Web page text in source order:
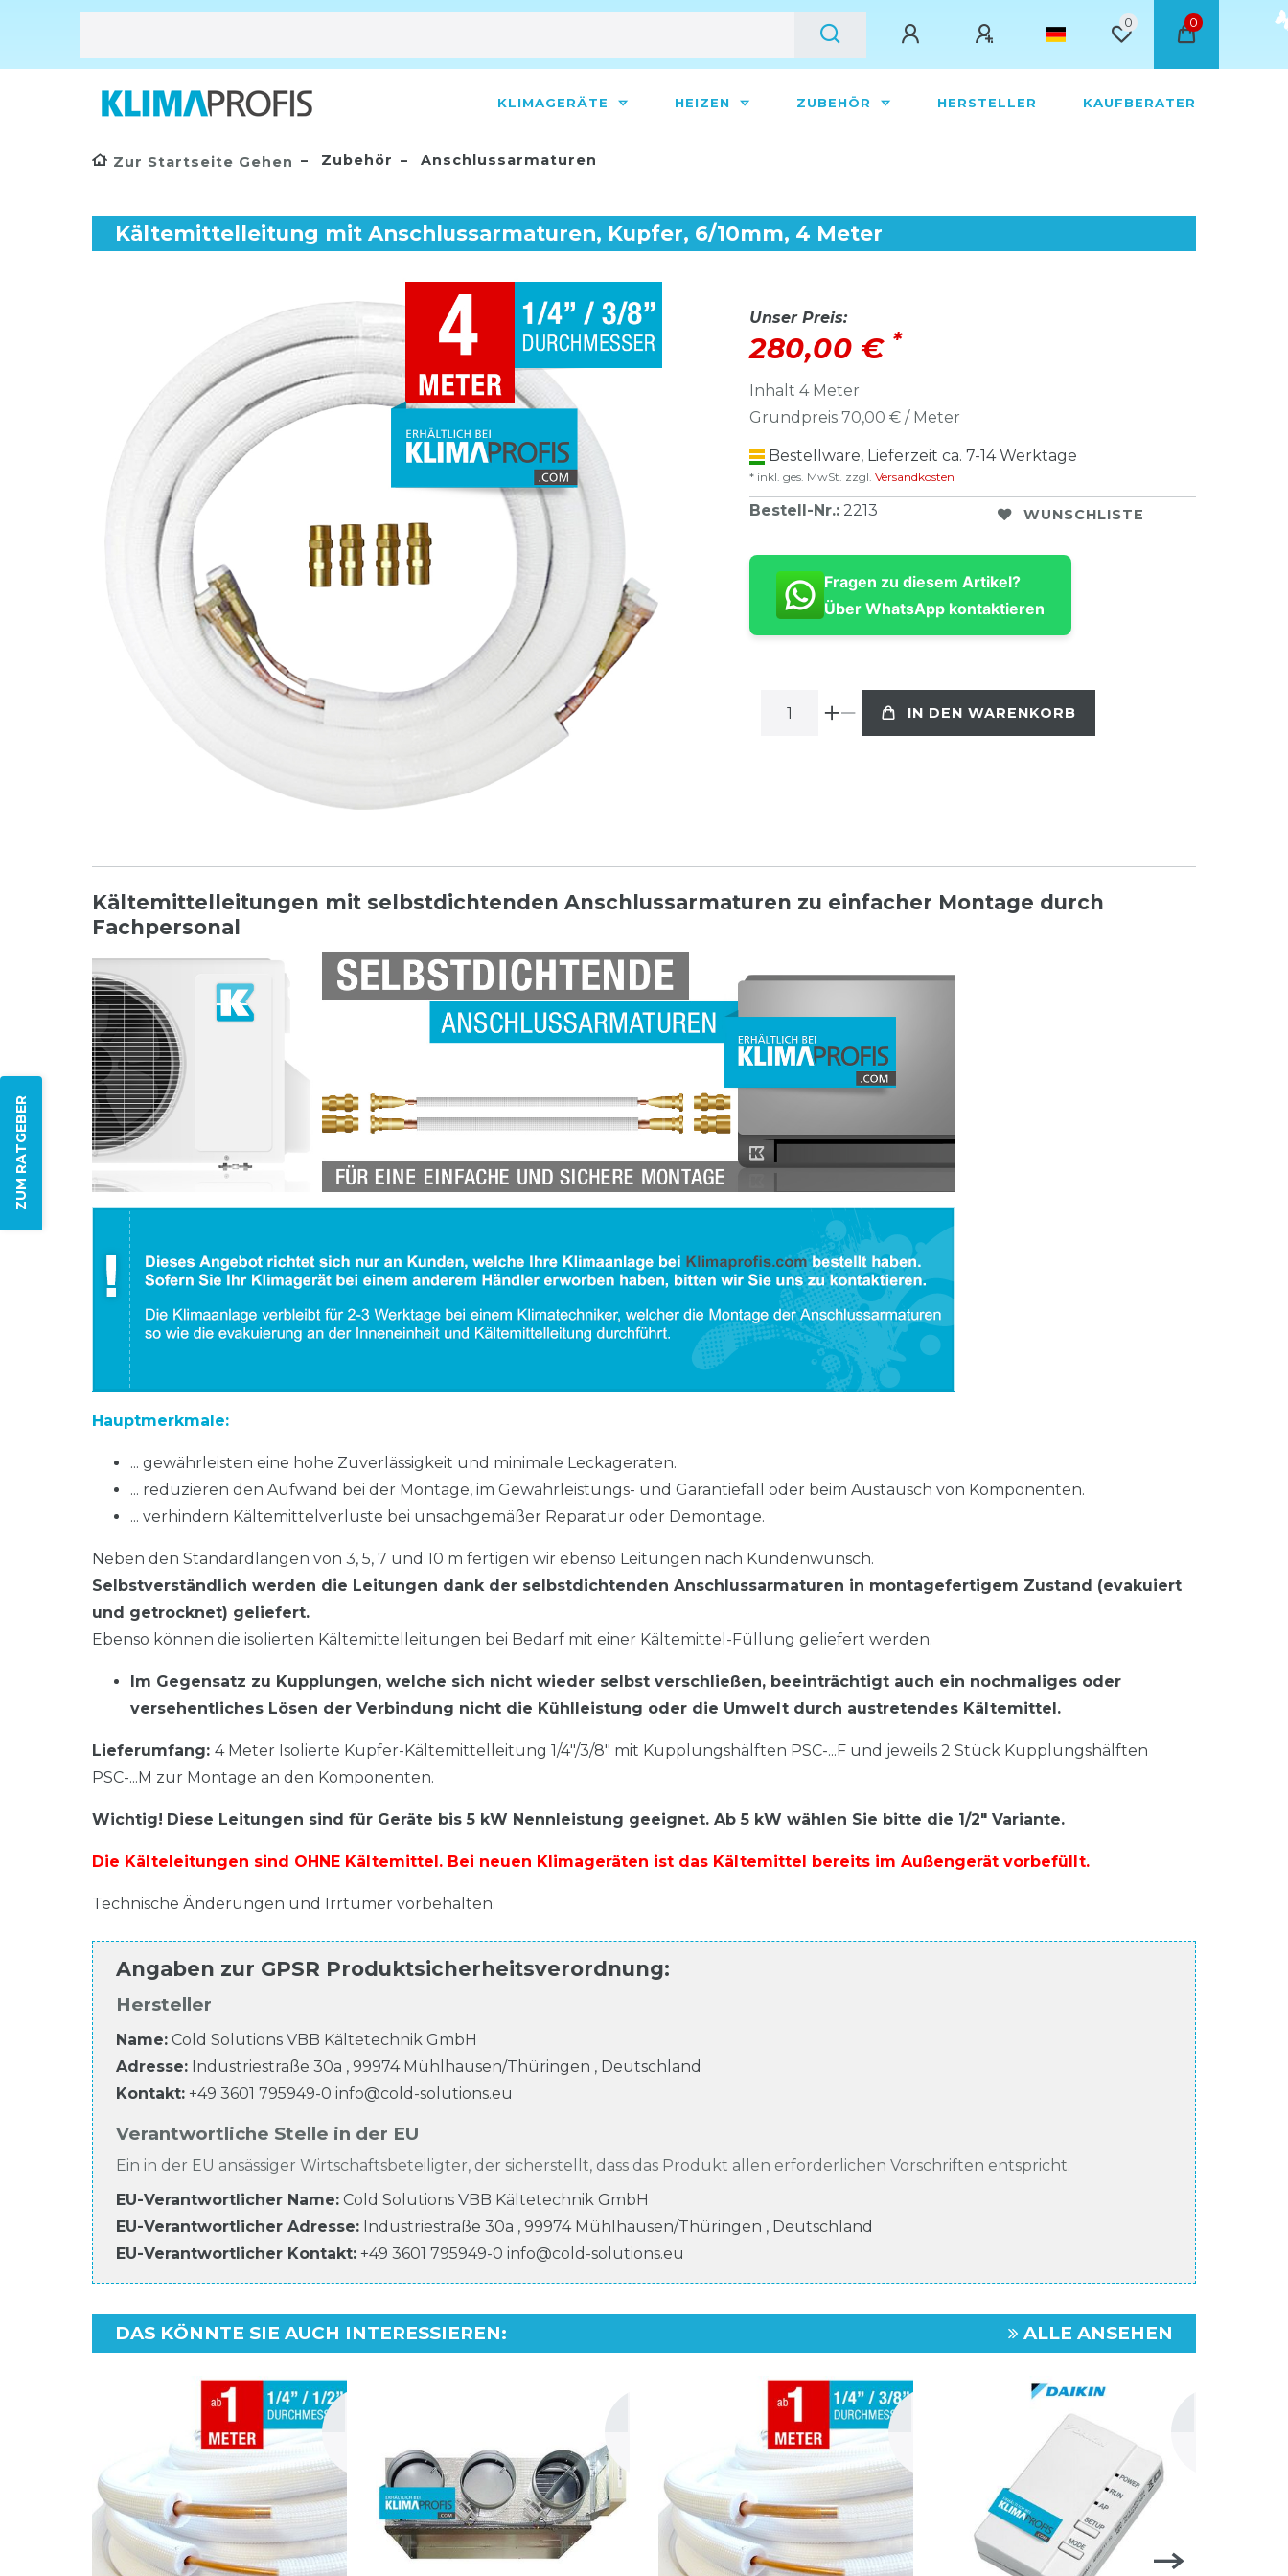
0 0
KLIMAGERÄTE HEIZEN ZUBEHÖR HERSTELLER KAUFBERATER
Zur Startseite Gehen Zubehör Anschlussarmaturen
ZUM RATGEBER
Kältemittelleitung mit Anschlussarmaturen, Kupfer, 6/10mm, 4 Meter
Unser Preis:
280,00 € *
Inhalt 4 Meter
Grundpreis 70,00 € / Meter
Bestellware, Lieferzeit ca. 7-14 Werktage
* inkl. ges. MwSt. zzgl. Versandkosten
Bestell-Nr.: 2213 WUNSCHLISTE
Fragen zu diesem Artikel?
Über WhatsApp kontaktieren
IN DEN WARENKORB
Kältemittelleitungen mit selbstdichtenden Anschlussarmaturen zu einfacher Montage durch
Fachpersonal
Hauptmerkmale:
... gewährleisten eine hohe Zuverlässigkeit und minimale Leckageraten.
... reduzieren den Aufwand bei der Montage, im Gewährleistungs- und Garantiefall oder beim Austausch von Komponenten.
... verhindern Kältemittelverluste bei unsachgemäßer Reparatur oder Demontage.
Neben den Standardlängen von 3, 5, 7 und 10 m fertigen wir ebenso Leitungen nach Kundenwunsch.
Selbstverständlich werden die Leitungen dank der selbstdichtenden Anschlussarmaturen in montagefertigem Zustand (evakuiert
und getrocknet) geliefert.
Ebenso können die isolierten Kältemittelleitungen bei Bedarf mit einer Kältemittel-Füllung geliefert werden.
Im Gegensatz zu Kupplungen, welche sich nicht wieder selbst verschließen, beeinträchtigt auch ein nochmaliges oder
versehentliches Lösen der Verbindung nicht die Kühlleistung oder die Umwelt durch austretendes Kältemittel.
Lieferumfang: 4 Meter Isolierte Kupfer-Kältemittelleitung 1/4"/3/8" mit Kupplungshälften PSC-...F und jeweils 2 Stück Kupplungshälften
PSC-...M zur Montage an den Komponenten.
Wichtig! Diese Leitungen sind für Geräte bis 5 kW Nennleistung geeignet. Ab 5 kW wählen Sie bitte die 1/2" Variante.
Die Kälteleitungen sind OHNE Kältemittel. Bei neuen Klimageräten ist das Kältemittel bereits im Außengerät vorbefüllt.
Technische Änderungen und Irrtümer vorbehalten.
Angaben zur GPSR Produktsicherheitsverordnung:
Hersteller
Name: Cold Solutions VBB Kältetechnik GmbH
Adresse: Industriestraße 30a , 99974 Mühlhausen/Thüringen , Deutschland
Kontakt: +49 3601 795949-0 info@cold-solutions.eu
Verantwortliche Stelle in der EU
Ein in der EU ansässiger Wirtschaftsbeteiligter, der sicherstellt, dass das Produkt allen erforderlichen Vorschriften entspricht.
EU-Verantwortlicher Name: Cold Solutions VBB Kältetechnik GmbH
EU-Verantwortlicher Adresse: Industriestraße 30a , 99974 Mühlhausen/Thüringen , Deutschland
EU-Verantwortlicher Kontakt: +49 3601 795949-0 info@cold-solutions.eu
DAS KÖNNTE SIE AUCH INTERESSIEREN: ALLE ANSEHEN